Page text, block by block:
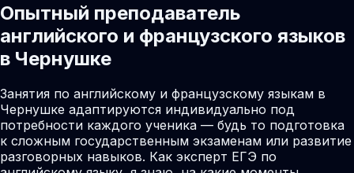
Опытный преподаватель
английского и французского языков
в Чернушке
Занятия по английскому и французскому языкам в
Чернушке адаптируются индивидуально под
потребности каждого ученика — будь то подготовка
к сложным государственным экзаменам или развитие
разговорных навыков. Как эксперт ЕГЭ по